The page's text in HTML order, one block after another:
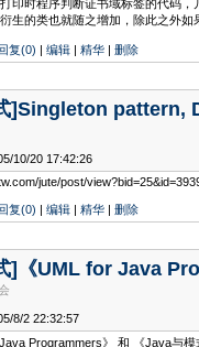
印时程序判断证书域标签的代码
生的类也就随之增加，除此之外
复(0) | 编辑| 精华| 删除
]Singleton pattern,
10/20 17:42:26
jute/post/
复(0) | 编辑| 精华| 删除
] 《UML for Java
8/2 22:32:57
Programmers》 和 《Java与模